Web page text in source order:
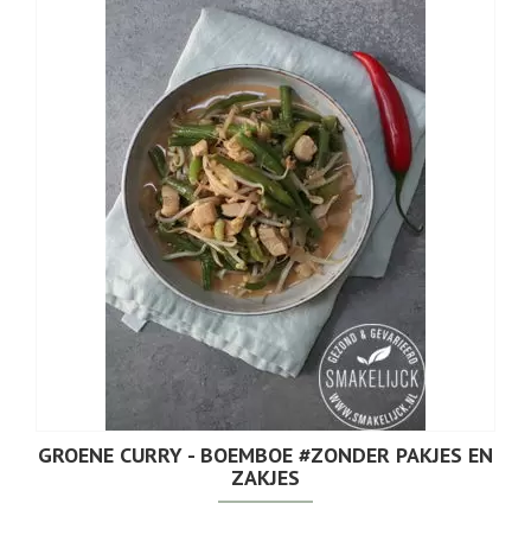
GROENE CURRY - BOEMBOE #ZONDER PAKJES EN
ZAKJES